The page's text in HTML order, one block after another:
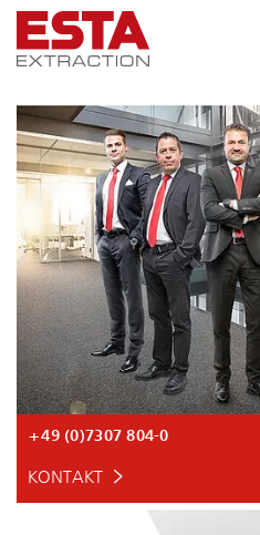
+49 (0)7307 804-0
KONTAKT